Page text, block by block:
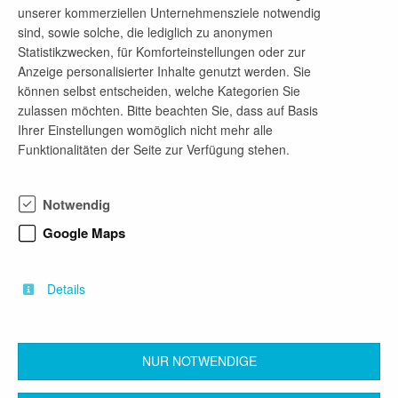
erfolgreichsten Anlaufstellen für den Mittelstand,
Start-ups und den DAX.
So ziehen wir Mandate und Mitarbeitende an, die
einfach mehr Expertise und Persönlichkeit
erwarten. Weil unsere Teams vielfältige Fähigkeiten
bündeln, sind wir immer einen Schritt voraus,
bleiben wach und agieren nachhaltig. Wir begleiten
Wachstum regional, national und international und
behalten dabei die Umwelt, die Gesellschaft und die
Assurance, Tax, Advisory und Legal.
rund 80.000 Mitarbeiterinnen und Mitarbeitern in
zurück
unserer kommerziellen Unternehmensziele notwendig
sind, sowie solche, die lediglich zu anonymen
Statistikzwecken, für Komforteinstellungen oder zur
Anzeige personalisierter Inhalte genutzt werden. Sie
können selbst entscheiden, welche Kategorien Sie
zulassen möchten. Bitte beachten Sie, dass auf Basis
Ihrer Einstellungen womöglich nicht mehr alle
Funktionalitäten der Seite zur Verfügung stehen.
Notwendig
Google Maps
Details
NUR NOTWENDIGE